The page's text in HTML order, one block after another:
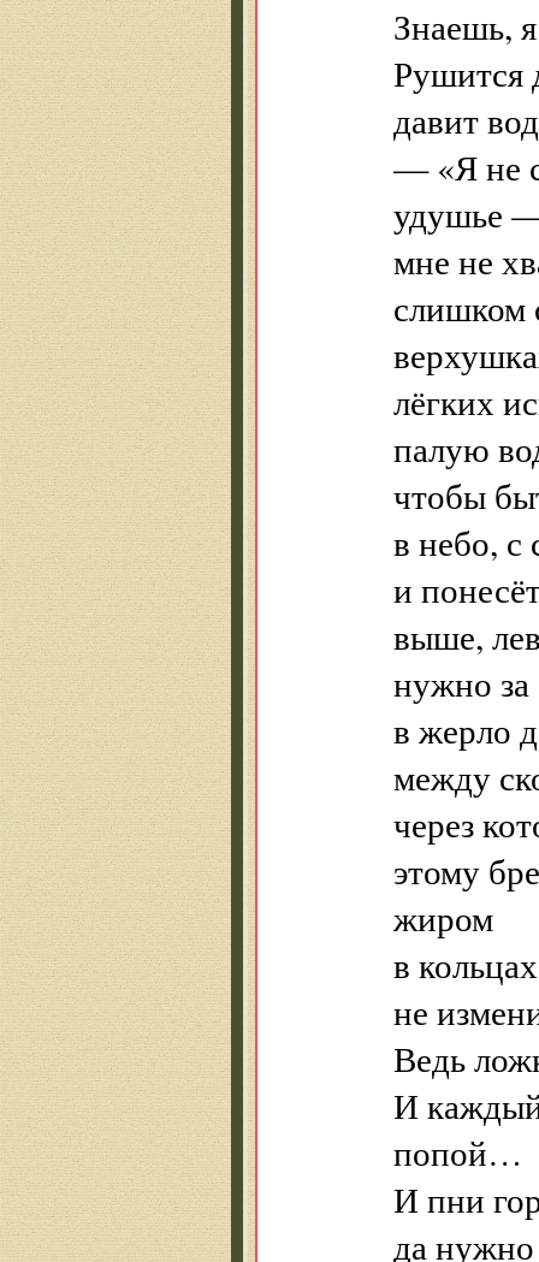
Знаешь,
Рушится
давит
— «Я не
удушье
мне не
слишком
лёгких
палую
чтобы
в небо, с
и
выше,
нужно за
в жерло
между
через
этому
жиром
в
не
Ведь
И
попой…
И пни
да нужно